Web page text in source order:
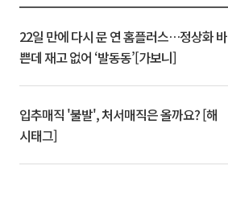
22일 만에 다시 문 연 홈플러스…정상화 바
쁜데 재고 없어 ‘발동동’[가보니]
입추매직 '불발', 처서매직은 올까요? [해
시태그]